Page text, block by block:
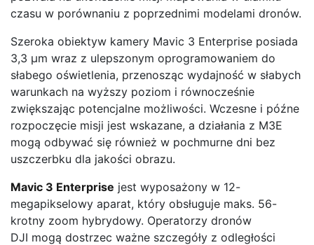
czasu w porównaniu z poprzednimi modelami dronów.
Szeroka obiektyw kamery Mavic 3 Enterprise posiada
3,3 μm wraz z ulepszonym oprogramowaniem do
słabego oświetlenia, przenosząc wydajność w słabych
warunkach na wyższy poziom i równocześnie
zwiększając potencjalne możliwości. Wczesne i późne
rozpoczęcie misji jest wskazane, a działania z M3E
mogą odbywać się również w pochmurne dni bez
uszczerbku dla jakości obrazu.
Mavic 3 Enterprise jest wyposażony w 12-
megapikselowy aparat, który obsługuje maks. 56-
krotny zoom hybrydowy. Operatorzy dronów
DJI mogą dostrzec ważne szczegóły z odległości